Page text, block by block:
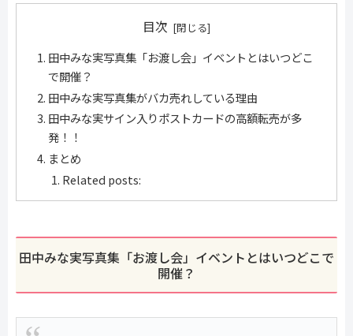
目次
田中みな実写真集「お渡し会」イベントとはいつどこ
で開催？
田中みな実写真集がバカ売れしている理由
田中みな実サイン入りポストカードの高額転売が多
発！！
まとめ
Related posts:
田中みな実写真集「お渡し会」イベントとはいつどこで
開催？